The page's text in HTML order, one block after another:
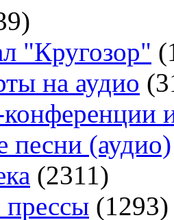
"Кругозор"
на аудио
песни (аудио)
(2311)
(1293)